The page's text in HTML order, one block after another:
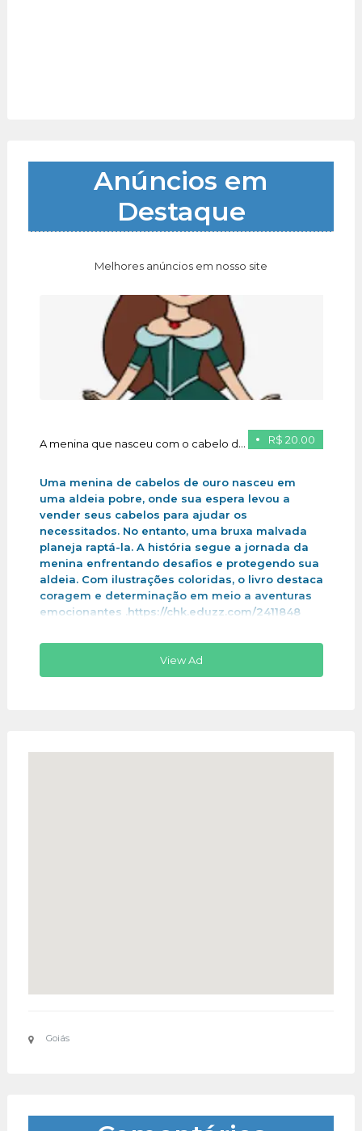
Anúncios em
Destaque
Melhores anúncios em nosso site
R$ 20.00
A menina que nasceu com o cabelo de ouro
Uma menina de cabelos de ouro nasceu em
uma aldeia pobre, onde sua espera levou a
vender seus cabelos para ajudar os
necessitados. No entanto, uma bruxa malvada
planeja raptá-la. A história segue a jornada da
menina enfrentando desafios e protegendo sua
aldeia. Com ilustrações coloridas, o livro destaca
coragem e determinação em meio a aventuras
emocionantes .https://chk.eduzz.com/2411848
View Ad
Goiás